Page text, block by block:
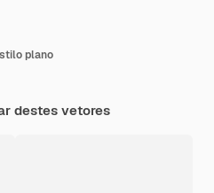
plano
destes vetores